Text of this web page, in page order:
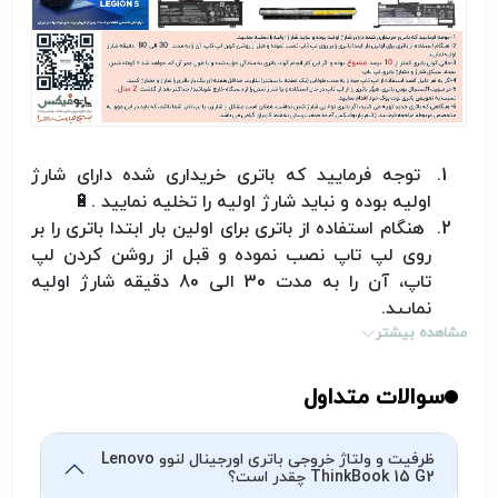
توجه فرمایید که باتری خریداری شده دارای شارژ
اولیه بوده و نباید شارژ اولیه را تخلیه نمایید .
🔋
هنگام استفاده از باتری برای اولین بار ابتدا باتری را بر
روی لپ تاپ نصب نموده و قبل از روشن کردن لپ
تاپ، آن را به مدت 30 الی 80 دقیقه شارژ اولیه
نمایید.
طول عمر آن کم خواهد شد= کوتاه شدن تعداد سیکل
شارژ و دشارژر باتری لپ تاپ
اگر به هر دلیل قصد استفاده از لپ تاچ خود را به
مدت طولانی (یک هفته یا بیشتر) ندارید، حداقل
مشاهده بیشتر
سوالات متداول
ظرفیت و ولتاژ خروجی باتری اورجینال لنوو Lenovo
ThinkBook 15 G2 چقدر است؟